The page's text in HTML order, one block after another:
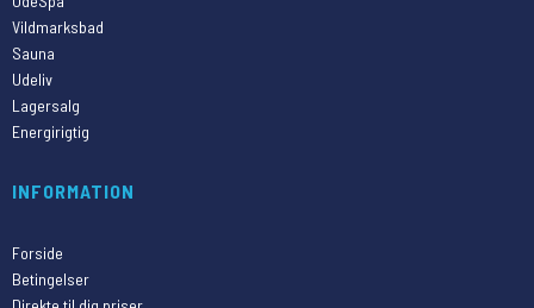
Vildmarksbad
Sauna
Udeliv
Lagersalg
Energirigtig
INFORMATION
Forside
Betingelser